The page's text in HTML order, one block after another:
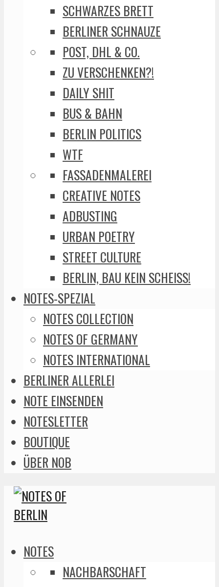
SCHWARZES BRETT
BERLINER SCHNAUZE
POST, DHL & CO.
ZU VERSCHENKEN?!
DAILY SHIT
BUS & BAHN
BERLIN POLITICS
WTF
FASSADENMALEREI
CREATIVE NOTES
ADBUSTING
URBAN POETRY
STREET CULTURE
BERLIN, BAU KEIN SCHEISS!
NOTES-SPEZIAL
NOTES COLLECTION
NOTES OF GERMANY
NOTES INTERNATIONAL
BERLINER ALLERLEI
NOTE EINSENDEN
NOTESLETTER
BOUTIQUE
ÜBER NOB
NOTES
NACHBARSCHAFT